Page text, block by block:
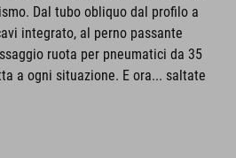
Dal tubo obliquo dal profilo a
integrato, al perno passante
ruota per pneumatici da 35
a ogni situazione. E ora... saltate